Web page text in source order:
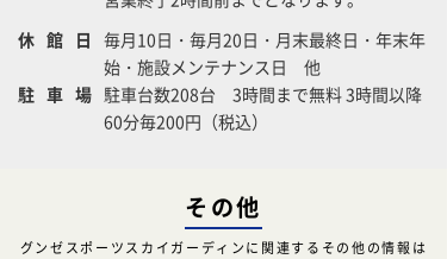
休館日 毎月10日・毎月20日・月末最終日・年末年
始・施設メンテナンス日 他
駐車場 駐車台数208台 3時間まで無料 3時間以降
60分毎200円（税込）
その他
グンゼスポーツスカイガーディンに関連するその他の情報は